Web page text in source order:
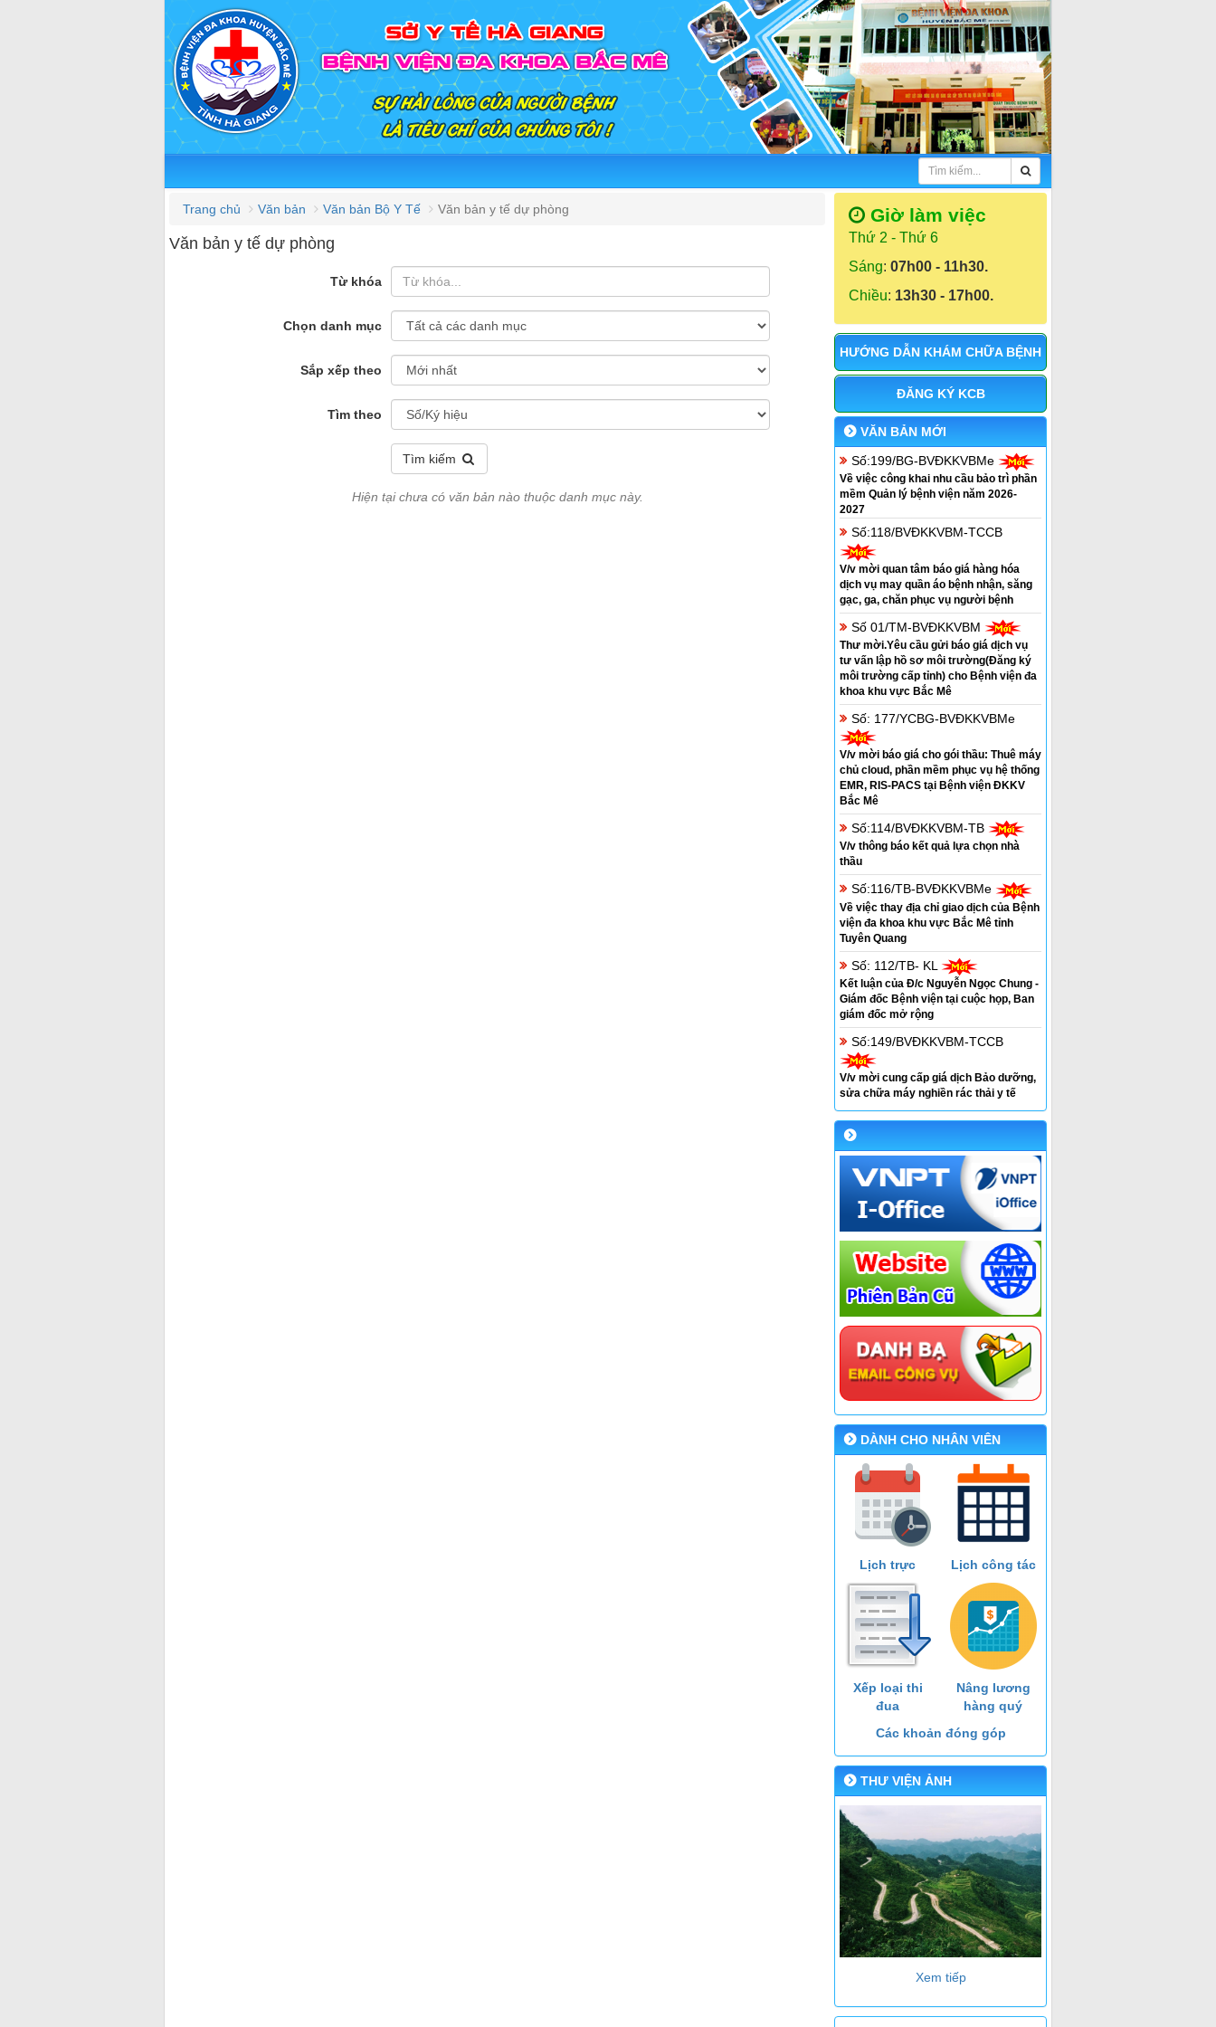
Trang chủ Văn bản Văn bản Bộ Y Tế Văn bản y tế dự phòng
Văn bản y tế dự phòng
Từ khóa
Chọn danh mục
Sắp xếp theo
Tìm theo
Tìm kiếm
Hiện tại chưa có văn bản nào thuộc danh mục này.
Giờ làm việc
Thứ 2 - Thứ 6
Sáng: 07h00 - 11h30.
Chiều: 13h30 - 17h00.
HƯỚNG DẪN KHÁM CHỮA BỆNH
ĐĂNG KÝ KCB
VĂN BẢN MỚI
Số:199/BG-BVĐKKVBMe
Về việc công khai nhu cầu bảo trì phần
mềm Quản lý bệnh viện năm 2026-
2027
Số:118/BVĐKKVBM-TCCB
V/v mời quan tâm báo giá hàng hóa
dịch vụ may quần áo bệnh nhận, săng
gạc, ga, chăn phục vụ người bệnh
Số 01/TM-BVĐKKVBM
Thư mời.Yêu cầu gửi báo giá dịch vụ
tư vấn lập hồ sơ môi trường(Đăng ký
môi trường cấp tỉnh) cho Bệnh viện đa
khoa khu vực Bắc Mê
Số: 177/YCBG-BVĐKKVBMe
V/v mời báo giá cho gói thầu: Thuê máy
chủ cloud, phần mềm phục vụ hệ thống
EMR, RIS-PACS tại Bệnh viện ĐKKV
Bắc Mê
Số:114/BVĐKKVBM-TB
V/v thông báo kết quả lựa chọn nhà
thầu
Số:116/TB-BVĐKKVBMe
Về việc thay địa chỉ giao dịch của Bệnh
viện đa khoa khu vực Bắc Mê tỉnh
Tuyên Quang
Số: 112/TB- KL
Kết luận của Đ/c Nguyễn Ngọc Chung -
Giám đốc Bệnh viện tại cuộc họp, Ban
giám đốc mở rộng
Số:149/BVĐKKVBM-TCCB
V/v mời cung cấp giá dịch Bảo dưỡng,
sửa chữa máy nghiền rác thải y tế
DÀNH CHO NHÂN VIÊN
Lịch trực Lịch công tác
Xếp loại thi
đua
Nâng lương
hàng quý
Các khoản đóng góp
THƯ VIỆN ẢNH
Xem tiếp